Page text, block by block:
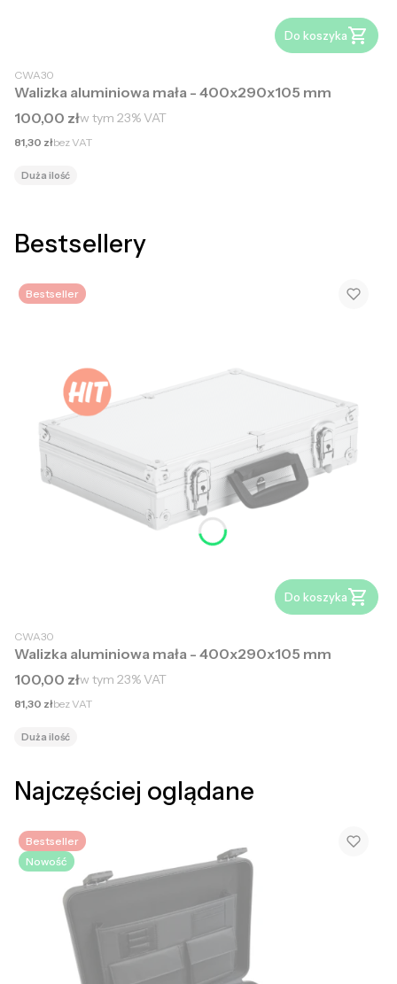
Do koszyka
CWA30
Walizka aluminiowa mała - 400x290x105 mm
Cena brutto
100,00 złw tym 23%VAT
Cena netto
81,30 złbez VAT
Duża ilość
Bestsellery
Bestseller
Do koszyka
CWA30
Walizka aluminiowa mała - 400x290x105 mm
Cena brutto
100,00 złw tym 23%VAT
Cena netto
81,30 złbez VAT
Duża ilość
Najczęściej oglądane
Bestseller
Nowość